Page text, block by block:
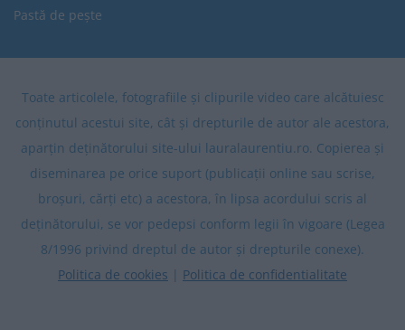
Pastă de pește
Toate articolele, fotografiile și clipurile video care alcătuiesc
conținutul acestui site, cât și drepturile de autor ale acestora,
aparțin deținătorului site-ului lauralaurentiu.ro. Copierea și
diseminarea pe orice suport (publicații online sau scrise,
broșuri, cărți etc) a acestora, în lipsa acordului scris al
deținătorului, se vor pedepsi conform legii în vigoare (Legea
8/1996 privind dreptul de autor și drepturile conexe).
Politica de cookies | Politica de confidentialitate